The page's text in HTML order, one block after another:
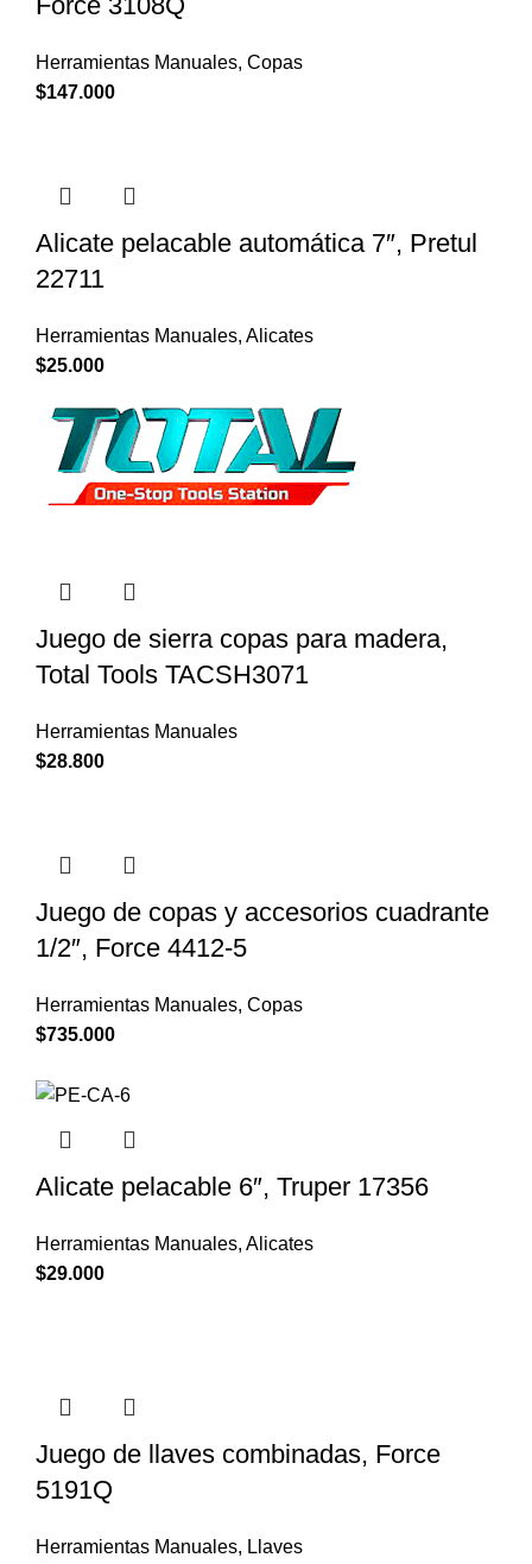
Herramientas Manuales, Copas
$147.000
Alicate pelacable automática 7″, Pretul
22711
Herramientas Manuales, Alicates
$25.000
Juego de sierra copas para madera,
Total Tools TACSH3071
Herramientas Manuales
$28.800
Juego de copas y accesorios cuadrante
1/2″, Force 4412-5
Herramientas Manuales, Copas
$735.000
Alicate pelacable 6″, Truper 17356
Herramientas Manuales, Alicates
$29.000
Juego de llaves combinadas, Force
5191Q
Herramientas Manuales, Llaves